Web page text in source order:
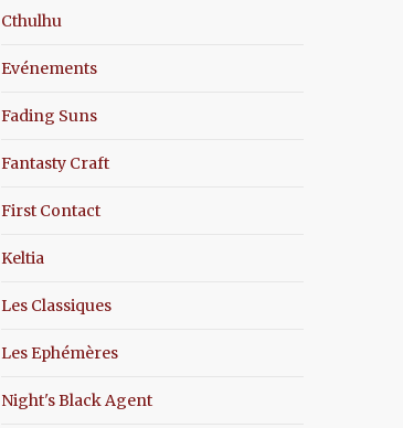
Cthulhu
Evénements
Fading Suns
Fantasty Craft
First Contact
Keltia
Les Classiques
Les Ephémères
Night's Black Agent